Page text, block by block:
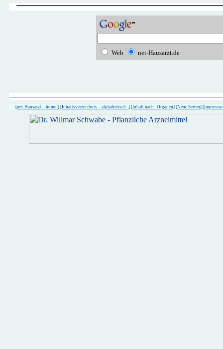
Web net-Hausarzt.de
[net-Hausarzt -home-] [Inhaltsverzeichnis - alphabetisch -] [Inhalt nach Organen] [Neue Seiten] [